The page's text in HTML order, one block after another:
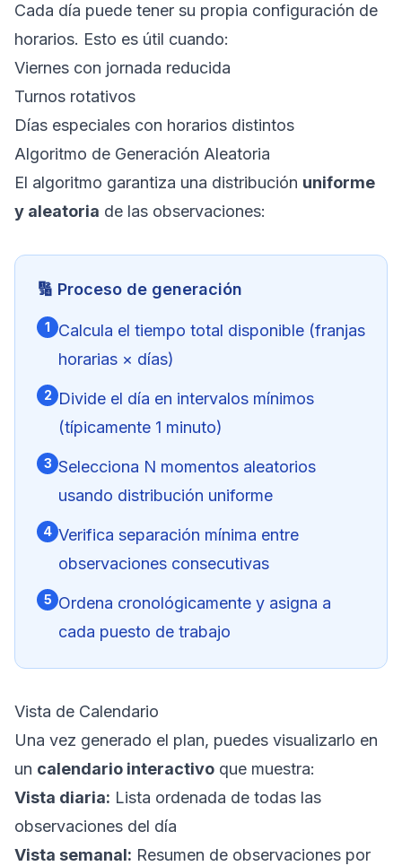
Cada día puede tener su propia configuración de
horarios. Esto es útil cuando:
Viernes con jornada reducida
Turnos rotativos
Días especiales con horarios distintos
Algoritmo de Generación Aleatoria
El algoritmo garantiza una distribución uniforme
y aleatoria de las observaciones:
🔢 Proceso de generación
1
Calcula el tiempo total disponible (franjas
horarias × días)
2 Divide el día en intervalos mínimos
(típicamente 1 minuto)
3 Selecciona N momentos aleatorios
usando distribución uniforme
4 Verifica separación mínima entre
observaciones consecutivas
5 Ordena cronológicamente y asigna a
cada puesto de trabajo
Vista de Calendario
Una vez generado el plan, puedes visualizarlo en
un calendario interactivo que muestra:
Vista diaria: Lista ordenada de todas las
observaciones del día
Vista semanal: Resumen de observaciones por